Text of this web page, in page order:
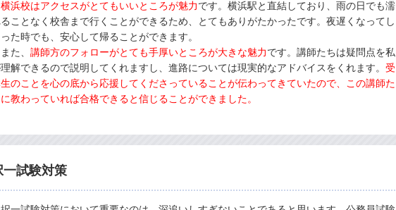
横浜校はアクセスがとてもいいところが魅力です。横浜駅と直結しており、雨の日でも濡
ことなく校舎まで行くことができるため、とてもありがたかったです。夜遅くなってし
った時でも、安心して帰ることができます。
た、 講師方のフォローがとても手厚いところが大きな魅力です。講師たちは疑問点を私
解できるので説明してくれますし、進路については現実的なアドバイスをくれます。 受
のことを心の底から応援してくださっていることが伝わってきていたので、この講師た
教わっていれば合格できると信じることができました。
一試験対策